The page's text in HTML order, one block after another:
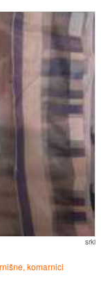
srki
komarnici